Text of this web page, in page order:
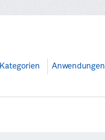
Kategorien Anwendungen